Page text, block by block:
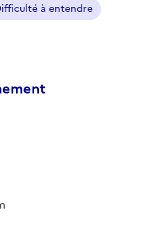
à entendre